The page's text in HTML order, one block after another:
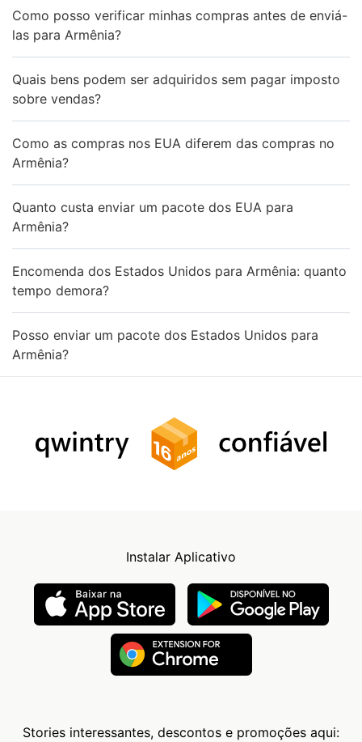
Como posso verificar minhas compras antes de enviá-
las para Armênia?
Quais bens podem ser adquiridos sem pagar imposto
sobre vendas?
Como as compras nos EUA diferem das compras no
Armênia?
Quanto custa enviar um pacote dos EUA para
Armênia?
Encomenda dos Estados Unidos para Armênia: quanto
tempo demora?
Posso enviar um pacote dos Estados Unidos para
Armênia?
Instalar Aplicativo
Stories interessantes, descontos e promoções aqui: